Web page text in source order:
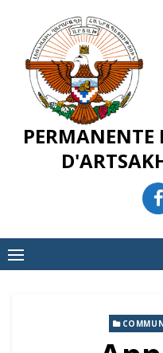
content
PERMANENTE